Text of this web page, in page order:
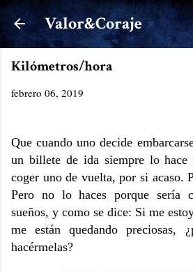
Ir al contenido
Valor&Coraje
Kilómetros/hora
febrero 06, 2019
Que cuando uno decide
un billete de ida siempre lo hace
coger uno de vuelta, por si acaso.
Pero no lo haces porque sería
sueños, y como se dice: Si me
me están quedando
hacérmelas?